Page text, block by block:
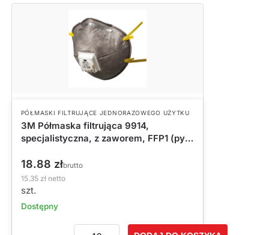
PÓŁMASKI FILTRUJĄCE JEDNORAZOWEGO UŻYTKU
3M Półmaska filtrująca 9914,
specjalistyczna, z zaworem, FFP1 (pyły
18.88 złbrutto
15.35 złnetto
szt.
Dostępny